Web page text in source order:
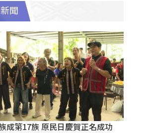
聞
成第17族 原民日慶賀正名成功